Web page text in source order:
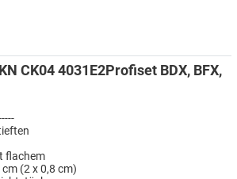
CK04 4031E2Profiset BDX, BFX,
flachem
(2 x 0,8 cm)